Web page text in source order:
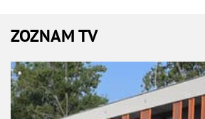
ZOZNAM TV